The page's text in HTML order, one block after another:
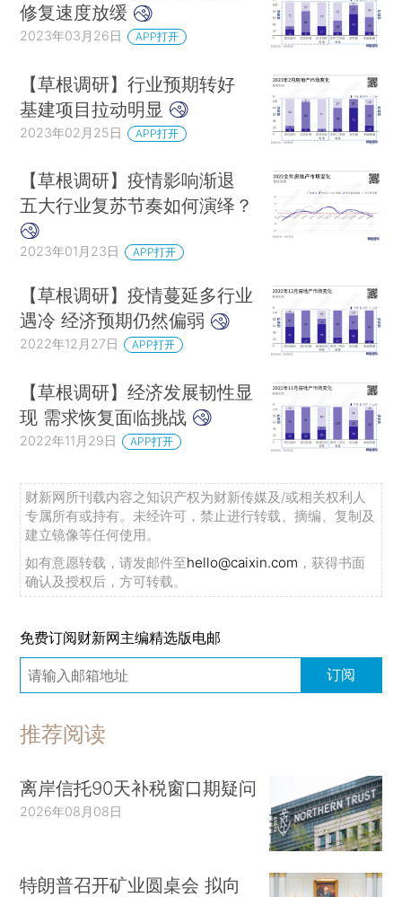
修复速度放缓
2023年03月26日 APP打开
【草根调研】行业预期转好
基建项目拉动明显
2023年02月25日 APP打开
【草根调研】疫情影响渐退
五大行业复苏节奏如何演绎？
2023年01月23日 APP打开
【草根调研】疫情蔓延多行业
遇冷 经济预期仍然偏弱
2022年12月27日 APP打开
【草根调研】经济发展韧性显
现 需求恢复面临挑战
2022年11月29日 APP打开
财新网所刊载内容之知识产权为财新传媒及/或相关权利人
专属所有或持有。未经许可，禁止进行转载、摘编、复制及
建立镜像等任何使用。
如有意愿转载，请发邮件至hello@caixin.com ，获得书面
确认及授权后，方可转载。
免费订阅财新网主编精选版电邮
订阅
推荐阅读
离岸信托90天补税窗口期疑问
2026年08月08日
特朗普召开矿业圆桌会 拟向